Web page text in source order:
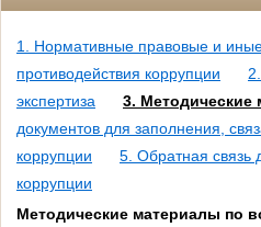
1. Нормативные правовые и
противодействия коррупции
экспертиза
3. Методические
документов для заполнения,
коррупции
5. Обратная связь
коррупции
Методические материалы по